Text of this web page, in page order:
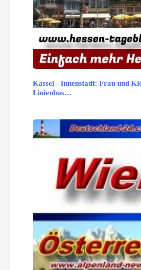
Kassel - Innenstadt: Frau und
Linienbus…